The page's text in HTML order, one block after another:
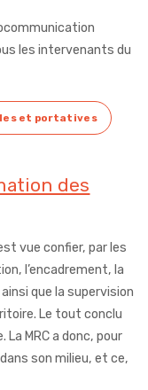
les intervenants du
et portatives
des
vue confier, par les
l’encadrement, la
que la supervision
Le tout conclu
MRC a donc, pour
son milieu, et ce,